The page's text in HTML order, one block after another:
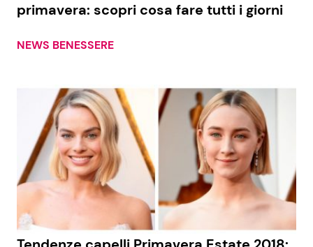
primavera: scopri cosa fare tutti i giorni
NEWS BENESSERE